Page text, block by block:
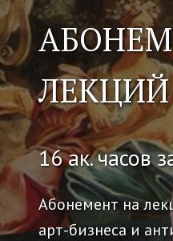
ЛЕКЦИЙ
16 ак. часов
Абонемент на
арт-бизнеса и